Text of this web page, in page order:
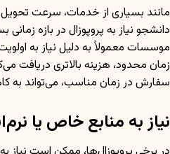
مانند بسیاری از خدمات، سرعت تحویل
دانشجو نیاز به پروپوزال در بازه
موسسات معمولاً به دلیل نیاز به
زمان محدود، هزینه بالاتری دریافت
سفارش در زمان مناسب، می‌تواند به
نیاز به منابع خاص یا